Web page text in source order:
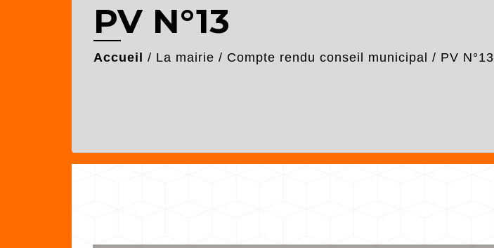
PV N°13
Accueil / La mairie / Compte rendu conseil municipal / PV N°13